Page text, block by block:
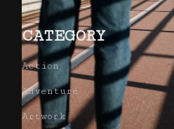
CATEGORY
Action
Adventure
Artwork